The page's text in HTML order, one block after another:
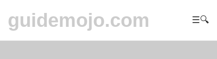
guidemojo.com ☰🔍